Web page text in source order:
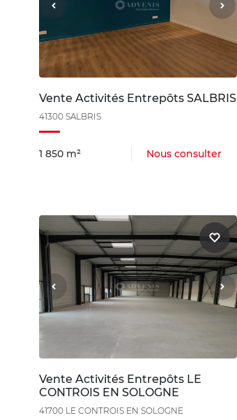
Vente Activités Entrepôts SALBRIS
41300 SALBRIS
1 850 m² Nous consulter
Vente Activités Entrepôts LE
CONTROIS EN SOLOGNE
41700 LE CONTROIS EN SOLOGNE